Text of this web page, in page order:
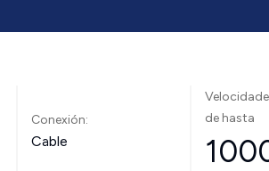
Conexión:
Cable
de hasta